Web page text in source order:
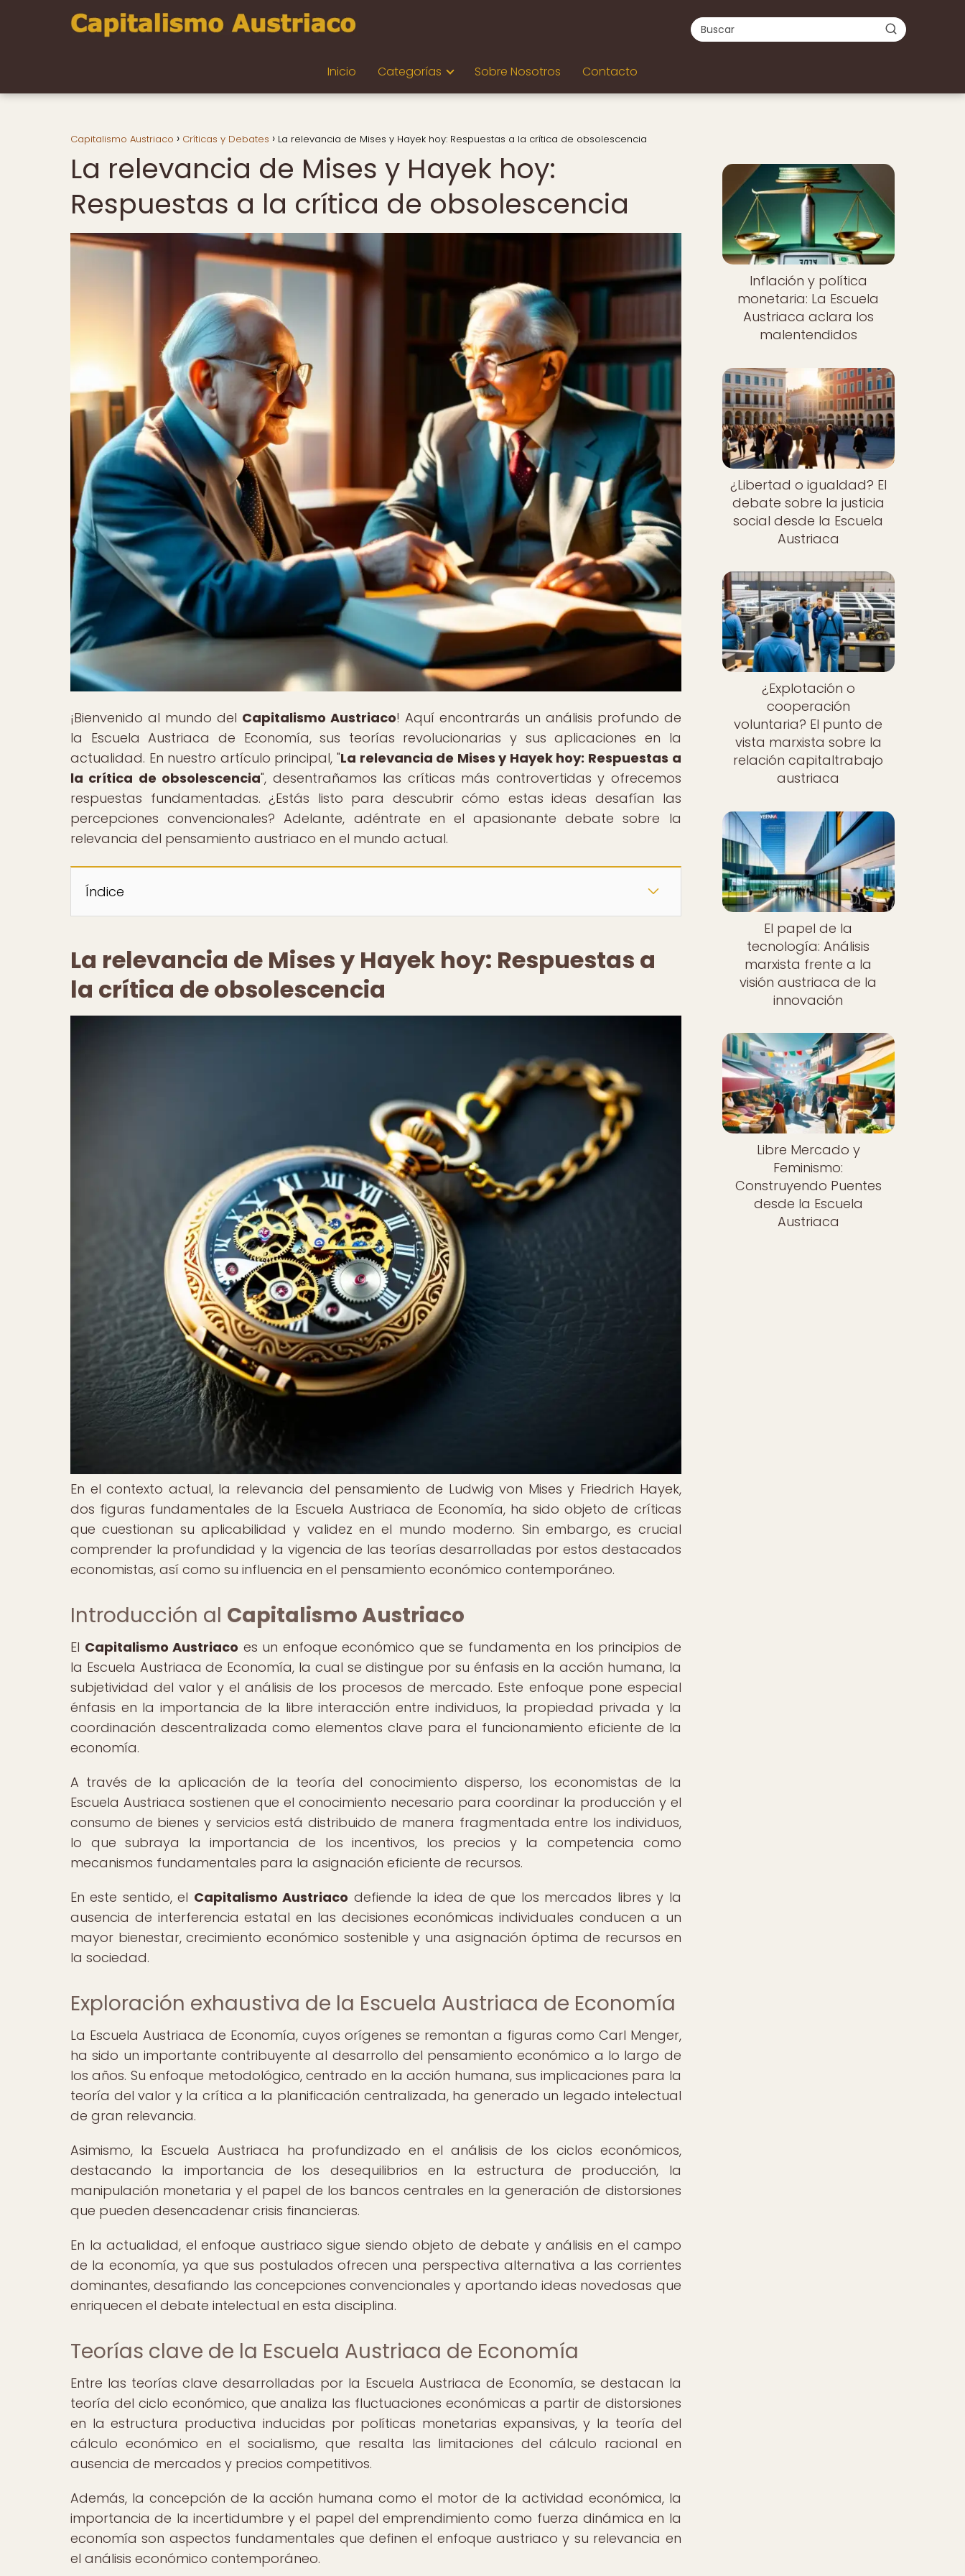
Inicio Categorías Sobre Nosotros Contacto
Capitalismo Austriaco Críticas y Debates La relevancia de Mises y Hayek hoy: Respuestas a la crítica de obsolescencia
La relevancia de Mises y Hayek hoy:
Respuestas a la crítica de obsolescencia
¡Bienvenido al mundo del Capitalismo Austriaco! Aquí encontrarás un análisis profundo de
la Escuela Austriaca de Economía, sus teorías revolucionarias y sus aplicaciones en la
actualidad. En nuestro artículo principal, "La relevancia de Mises y Hayek hoy: Respuestas a
la crítica de obsolescencia", desentrañamos las críticas más controvertidas y ofrecemos
respuestas fundamentadas. ¿Estás listo para descubrir cómo estas ideas desafían las
percepciones convencionales? Adelante, adéntrate en el apasionante debate sobre la
relevancia del pensamiento austriaco en el mundo actual.
Índice
La relevancia de Mises y Hayek hoy: Respuestas a
la crítica de obsolescencia
En el contexto actual, la relevancia del pensamiento de Ludwig von Mises y Friedrich Hayek,
dos figuras fundamentales de la Escuela Austriaca de Economía, ha sido objeto de críticas
que cuestionan su aplicabilidad y validez en el mundo moderno. Sin embargo, es crucial
comprender la profundidad y la vigencia de las teorías desarrolladas por estos destacados
economistas, así como su influencia en el pensamiento económico contemporáneo.
Introducción al Capitalismo Austriaco
El Capitalismo Austriaco es un enfoque económico que se fundamenta en los principios de
la Escuela Austriaca de Economía, la cual se distingue por su énfasis en la acción humana, la
subjetividad del valor y el análisis de los procesos de mercado. Este enfoque pone especial
énfasis en la importancia de la libre interacción entre individuos, la propiedad privada y la
coordinación descentralizada como elementos clave para el funcionamiento eficiente de la
economía.
A través de la aplicación de la teoría del conocimiento disperso, los economistas de la
Escuela Austriaca sostienen que el conocimiento necesario para coordinar la producción y el
consumo de bienes y servicios está distribuido de manera fragmentada entre los individuos,
lo que subraya la importancia de los incentivos, los precios y la competencia como
mecanismos fundamentales para la asignación eficiente de recursos.
En este sentido, el Capitalismo Austriaco defiende la idea de que los mercados libres y la
ausencia de interferencia estatal en las decisiones económicas individuales conducen a un
mayor bienestar, crecimiento económico sostenible y una asignación óptima de recursos en
la sociedad.
Exploración exhaustiva de la Escuela Austriaca de Economía
La Escuela Austriaca de Economía, cuyos orígenes se remontan a figuras como Carl Menger,
ha sido un importante contribuyente al desarrollo del pensamiento económico a lo largo de
los años. Su enfoque metodológico, centrado en la acción humana, sus implicaciones para la
teoría del valor y la crítica a la planificación centralizada, ha generado un legado intelectual
de gran relevancia.
Asimismo, la Escuela Austriaca ha profundizado en el análisis de los ciclos económicos,
destacando la importancia de los desequilibrios en la estructura de producción, la
manipulación monetaria y el papel de los bancos centrales en la generación de distorsiones
que pueden desencadenar crisis financieras.
En la actualidad, el enfoque austriaco sigue siendo objeto de debate y análisis en el campo
de la economía, ya que sus postulados ofrecen una perspectiva alternativa a las corrientes
dominantes, desafiando las concepciones convencionales y aportando ideas novedosas que
enriquecen el debate intelectual en esta disciplina.
Teorías clave de la Escuela Austriaca de Economía
Entre las teorías clave desarrolladas por la Escuela Austriaca de Economía, se destacan la
teoría del ciclo económico, que analiza las fluctuaciones económicas a partir de distorsiones
en la estructura productiva inducidas por políticas monetarias expansivas, y la teoría del
cálculo económico en el socialismo, que resalta las limitaciones del cálculo racional en
ausencia de mercados y precios competitivos.
Además, la concepción de la acción humana como el motor de la actividad económica, la
importancia de la incertidumbre y el papel del emprendimiento como fuerza dinámica en la
economía son aspectos fundamentales que definen el enfoque austriaco y su relevancia en
el análisis económico contemporáneo.
Inflación y política
monetaria: La Escuela
Austriaca aclara los
malentendidos
¿Libertad o igualdad? El
debate sobre la justicia
social desde la Escuela
Austriaca
¿Explotación o
cooperación
voluntaria? El punto de
vista marxista sobre la
relación capitaltrabajo
austriaca
El papel de la
tecnología: Análisis
marxista frente a la
visión austriaca de la
innovación
Libre Mercado y
Feminismo:
Construyendo Puentes
desde la Escuela
Austriaca